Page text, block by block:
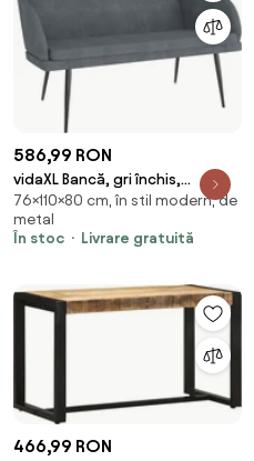
586,99 RON
vidaXL Bancă, gri închis,
110x76x80 cm, catifea
76×110×80 cm, în stil modern, de
metal
În stoc
Livrare gratuită
466,99 RON